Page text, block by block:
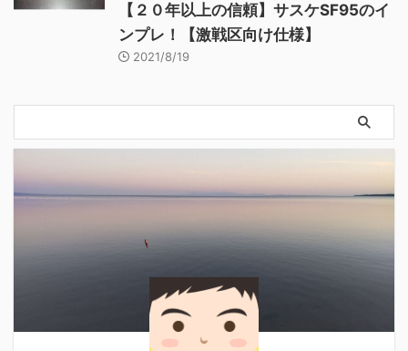
【２０年以上の信頼】サスケSF95のイ
ンプレ！【激戦区向け仕様】
2021/8/19